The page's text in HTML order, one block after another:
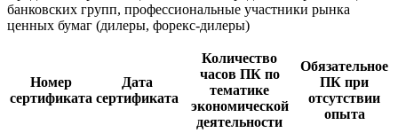
банковских групп, профессиональные участники рынка
ценных бумаг (дилеры, форекс-дилеры)
Номер
сертификата
Дата
сертификата
Количество
часов ПК по
тематике
экономической
деятельности
Обязательное
ПК при
отсутствии
опыта